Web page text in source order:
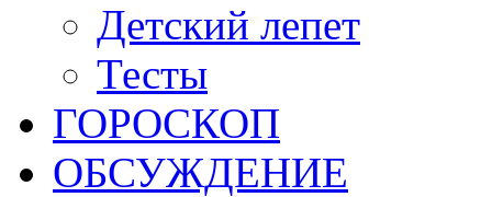
Детский лепет
Тесты
ГОРОСКОП
ОБСУЖДЕНИЕ